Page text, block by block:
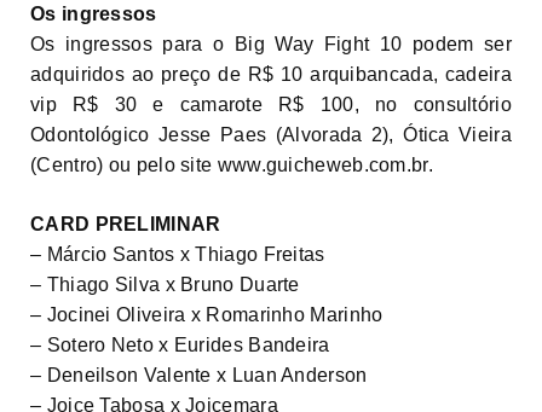
Os ingressos
Os ingressos para o Big Way Fight 10 podem ser
adquiridos ao preço de R$ 10 arquibancada, cadeira
vip R$ 30 e camarote R$ 100, no consultório
Odontológico Jesse Paes (Alvorada 2), Ótica Vieira
(Centro) ou pelo site www.guicheweb.com.br.
CARD PRELIMINAR
– Márcio Santos x Thiago Freitas
– Thiago Silva x Bruno Duarte
– Jocinei Oliveira x Romarinho Marinho
– Sotero Neto x Eurides Bandeira
– Deneilson Valente x Luan Anderson
– Joice Tabosa x Joicemara